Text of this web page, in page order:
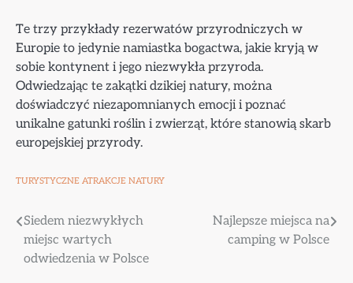
Te trzy przykłady rezerwatów przyrodniczych w
Europie to jedynie namiastka bogactwa, jakie kryją w
sobie kontynent i jego niezwykła przyroda.
Odwiedzając te zakątki dzikiej natury, można
doświadczyć niezapomnianych emocji i poznać
unikalne gatunki roślin i zwierząt, które stanowią skarb
europejskiej przyrody.
TURYSTYCZNE ATRAKCJE NATURY
Nawigacja
wpisu
Siedem niezwykłych
miejsc wartych
odwiedzenia w Polsce
Najlepsze miejsca na
camping w Polsce